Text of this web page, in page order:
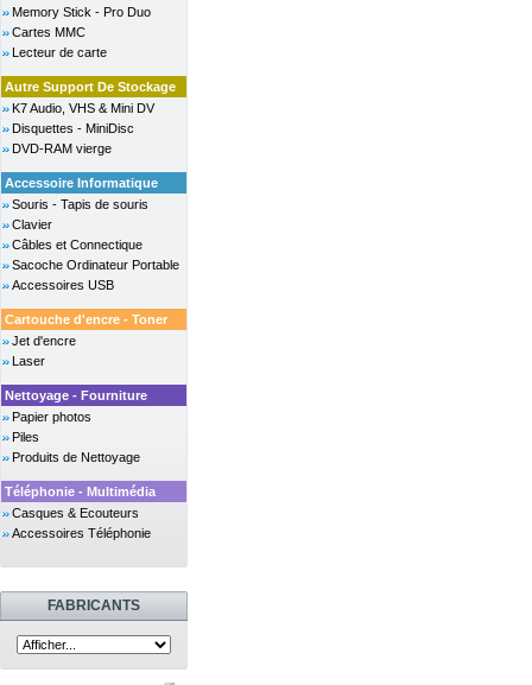
Memory Stick - Pro Duo
Cartes MMC
Lecteur de carte
Autre Support De Stockage
K7 Audio, VHS & Mini DV
Disquettes - MiniDisc
DVD-RAM vierge
Accessoire Informatique
Souris - Tapis de souris
Clavier
Câbles et Connectique
Sacoche Ordinateur Portable
Accessoires USB
Cartouche d'encre - Toner
Jet d'encre
Laser
Nettoyage - Fourniture
Papier photos
Piles
Produits de Nettoyage
Téléphonie - Multimédia
Casques & Ecouteurs
Accessoires Téléphonie
FABRICANTS